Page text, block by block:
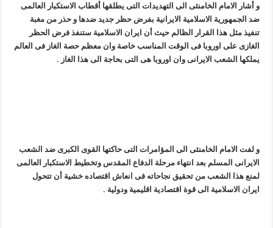
و أشار الامام الخامنئی الى التهدیدات التی یطلقها أقطاب الاستکبار العالمی
ضد الجمهوریة الاسلامیة الایرانیة بفرض حظر جدید ضدها و حذر من مغبة
تنفیذ مثل هذا القرار الظالم حیث أن ایران الاسلامیة ستنفذ فرض الحظر
الغازی على اوروبا فی الوقت المناسب خاصة وان معظم حصة الغاز فی العالم
یملکها الشعب الایرانی وان اوروبا هی التی بحاجة الى هذا الغاز .
و لفت الامام الخامنئی الی المؤامرات التی حاکتها القوی الکبری ضد الشعب
الایرانی المسلم بعد انتهاء مرحلة الدفاع المقدس وتخطیط الاستکبار العالمی
لمنع هذا الشعب من تحقیق نجاحاته فی انعاش اقتصاده خشیة أن تتحول
ایران الاسلامیة الی قوة اقتصادیة اقلیمیة ودولیة .